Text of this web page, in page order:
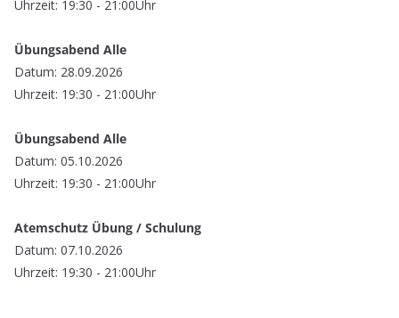
Uhrzeit: 19:30 - 21:00Uhr
Übungsabend Alle
Datum: 28.09.2026
Uhrzeit: 19:30 - 21:00Uhr
Übungsabend Alle
Datum: 05.10.2026
Uhrzeit: 19:30 - 21:00Uhr
Atemschutz Übung / Schulung
Datum: 07.10.2026
Uhrzeit: 19:30 - 21:00Uhr